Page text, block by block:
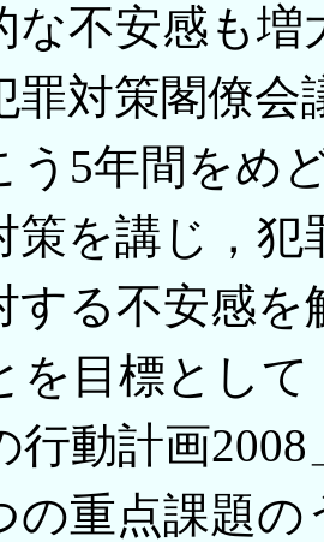
な不安感も
罪対策閣僚
う5年間をめ
策を講じ，
する不安感
を目標とし
行動計画
の重点課題